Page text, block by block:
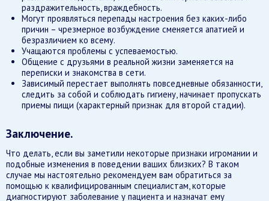
раздражительность, враждебность.
Могут проявляться перепады настроения без каких-либо
причин – чрезмерное возбуждение сменяется апатией и
безразличием ко всему.
Учащаются проблемы с успеваемостью.
Общение с друзьями в реальной жизни заменяется на
переписки и знакомства в сети.
Зависимый перестает выполнять повседневные обязанности,
следить за собой и соблюдать гигиену, начинает пропускать
приемы пищи (характерный признак для второй стадии).
Заключение.
Что делать, если вы заметили некоторые признаки игромании и
подобные изменения в поведении ваших близких? В таком
случае мы настоятельно рекомендуем вам обратиться за
помощью к квалифицированным специалистам, которые
диагностируют заболевание у пациента и назначат ему